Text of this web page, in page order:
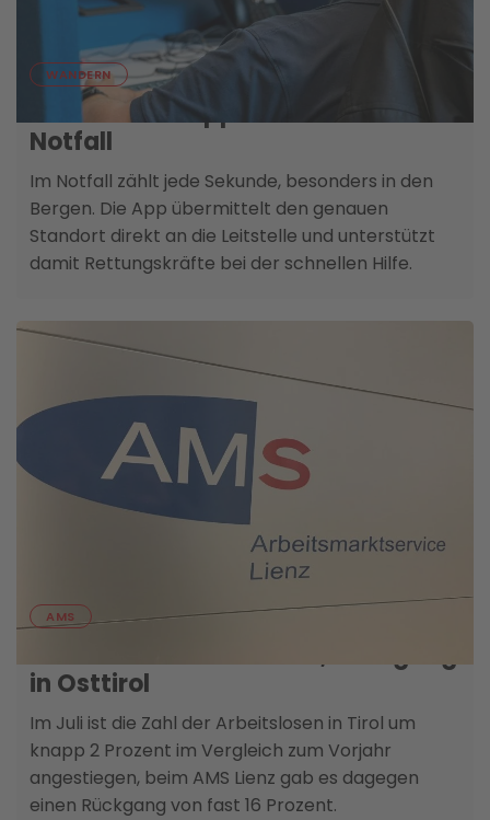
WANDERN
SOS-EU-ALP App: Schnelle Hilfe im
Notfall
Im Notfall zählt jede Sekunde, besonders in den
Bergen. Die App übermittelt den genauen
Standort direkt an die Leitstelle und unterstützt
damit Rettungskräfte bei der schnellen Hilfe.
AMS
in Osttirol
Im Juli ist die Zahl der Arbeitslosen in Tirol um
knapp 2 Prozent im Vergleich zum Vorjahr
angestiegen, beim AMS Lienz gab es dagegen
einen Rückgang von fast 16 Prozent.